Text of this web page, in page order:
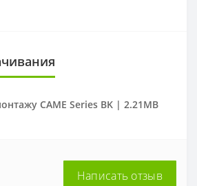
CAME Series BK | 2.21MB
Написать отзыв